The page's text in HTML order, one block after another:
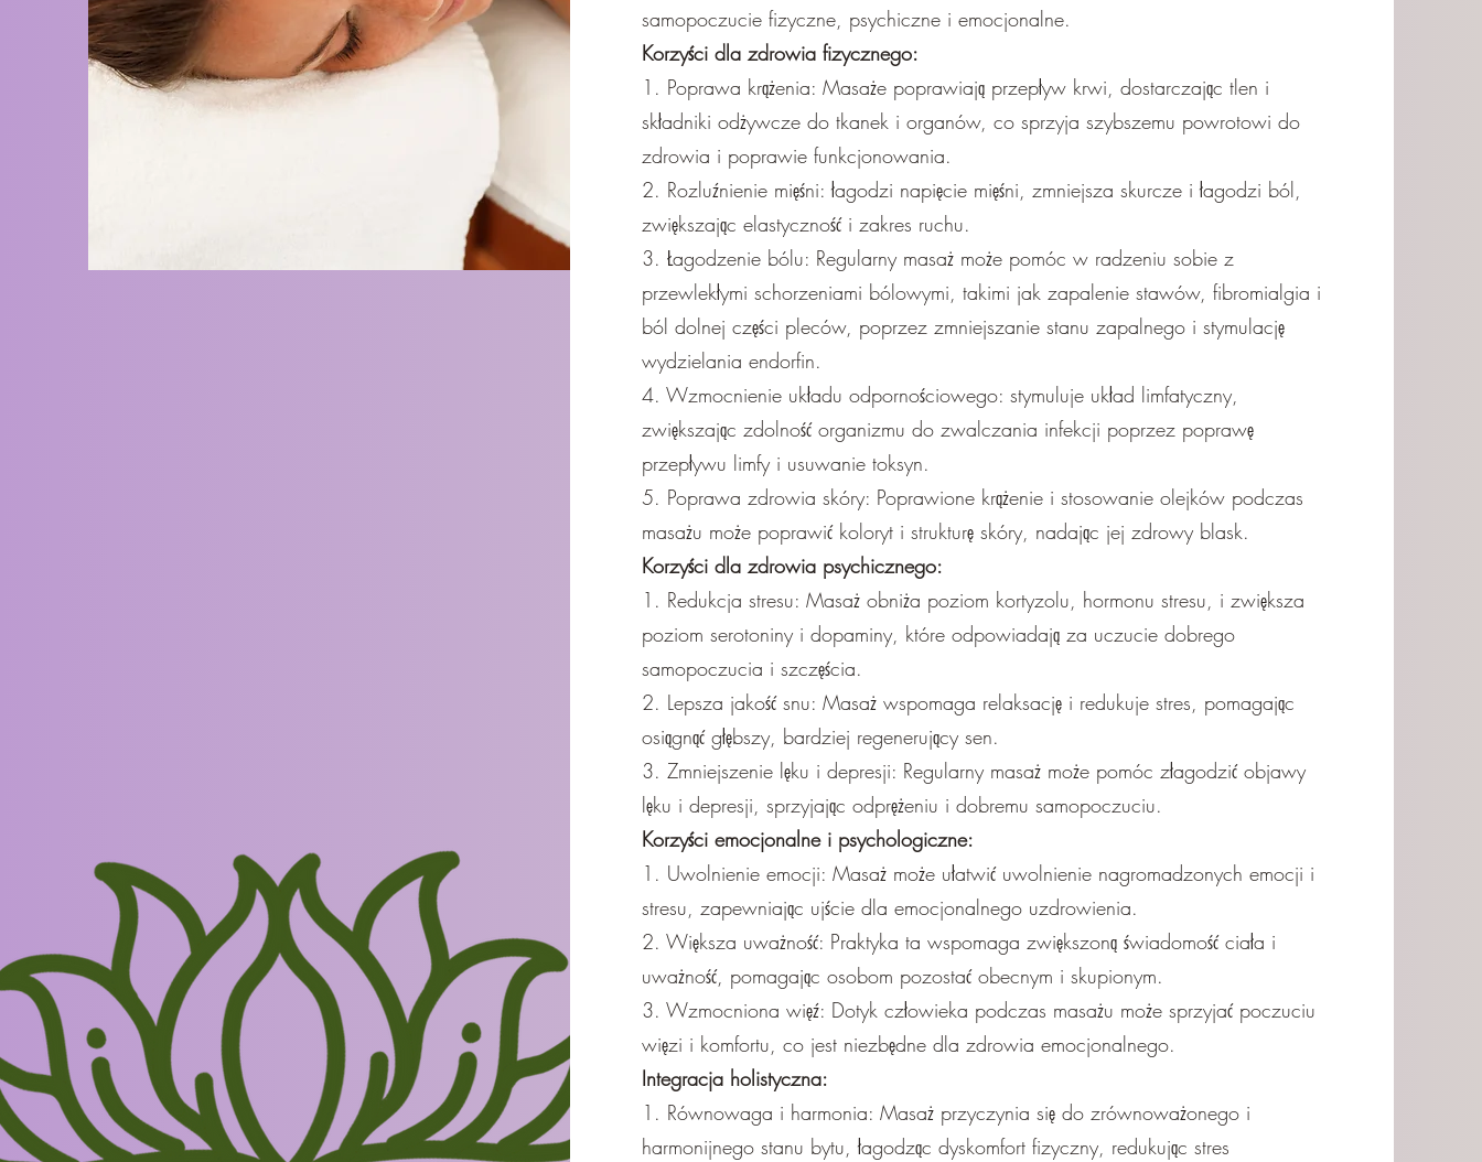
samopoczucie fizyczne, psychiczne i emocjonalne.
Korzyści dla zdrowia fizycznego:
1. Poprawa krążenia: Masaże poprawiają przepływ krwi, dostarczając tlen i
składniki odżywcze do tkanek i organów, co sprzyja szybszemu powrotowi do
zdrowia i poprawie funkcjonowania.
2. Rozluźnienie mięśni: łagodzi napięcie mięśni, zmniejsza skurcze i łagodzi ból,
zwiększając elastyczność i zakres ruchu.
3. Łagodzenie bólu: Regularny masaż może pomóc w radzeniu sobie z
przewlekłymi schorzeniami bólowymi, takimi jak zapalenie stawów, fibromialgia i
ból dolnej części pleców, poprzez zmniejszanie stanu zapalnego i stymulację
wydzielania endorfin.
4. Wzmocnienie układu odpornościowego: stymuluje układ limfatyczny,
zwiększając zdolność organizmu do zwalczania infekcji poprzez poprawę
przepływu limfy i usuwanie toksyn.
5. Poprawa zdrowia skóry: Poprawione krążenie i stosowanie olejków podczas
masażu może poprawić koloryt i strukturę skóry, nadając jej zdrowy blask.
Korzyści dla zdrowia psychicznego:
1. Redukcja stresu: Masaż obniża poziom kortyzolu, hormonu stresu, i zwiększa
poziom serotoniny i dopaminy, które odpowiadają za uczucie dobrego
samopoczucia i szczęścia.
2. Lepsza jakość snu: Masaż wspomaga relaksację i redukuje stres, pomagając
osiągnąć głębszy, bardziej regenerujący sen.
3. Zmniejszenie lęku i depresji: Regularny masaż może pomóc złagodzić objawy
lęku i depresji, sprzyjając odprężeniu i dobremu samopoczuciu.
Korzyści emocjonalne i psychologiczne:
1. Uwolnienie emocji: Masaż może ułatwić uwolnienie nagromadzonych emocji i
stresu, zapewniając ujście dla emocjonalnego uzdrowienia.
2. Większa uważność: Praktyka ta wspomaga zwiększoną świadomość ciała i
uważność, pomagając osobom pozostać obecnym i skupionym.
3. Wzmocniona więź: Dotyk człowieka podczas masażu może sprzyjać poczuciu
więzi i komfortu, co jest niezbędne dla zdrowia emocjonalnego.
Integracja holistyczna:
1. Równowaga i harmonia: Masaż przyczynia się do zrównoważonego i
harmonijnego stanu bytu, łagodząc dyskomfort fizyczny, redukując stres